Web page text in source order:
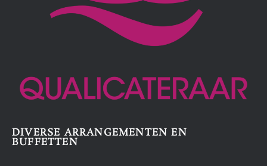
DIVERSE ARRANGEMENTEN EN
BUFFETTEN